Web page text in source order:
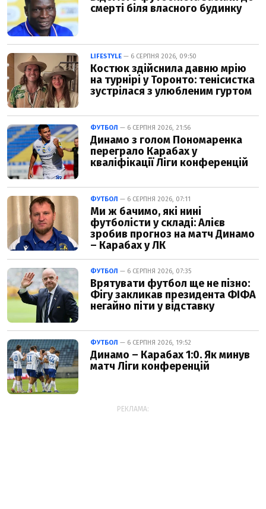
смерті біля власного будинку
LIFESTYLE — 6 СЕРПНЯ 2026, 09:50
Костюк здійснила давню мрію
на турнірі у Торонто: тенісистка
зустрілася з улюбленим гуртом
ФУТБОЛ — 6 СЕРПНЯ 2026, 21:56
Динамо з голом Пономаренка
переграло Карабах у
кваліфікації Ліги конференцій
ФУТБОЛ — 6 СЕРПНЯ 2026, 07:11
Ми ж бачимо, які нині
футболісти у складі: Алієв
зробив прогноз на матч Динамо
– Карабах у ЛК
ФУТБОЛ — 6 СЕРПНЯ 2026, 07:35
Врятувати футбол ще не пізно:
Фігу закликав президента ФІФА
негайно піти у відставку
ФУТБОЛ — 6 СЕРПНЯ 2026, 19:52
Динамо – Карабах 1:0. Як минув
матч Ліги конференцій
РЕКЛАМА: